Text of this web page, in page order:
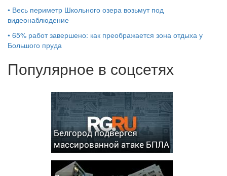
• Весь периметр Школьного озера возьмут под
видеонаблюдение
• 65% работ завершено: как преображается зона отдыха у
Большого пруда
Популярное в соцсетях
Белгород подвергся
массированной атаке БПЛА